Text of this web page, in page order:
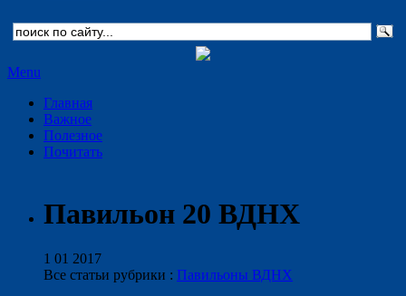
Menu
Главная
Важное
Полезное
Почитать
Павильон 20 ВДНХ
1 01 2017
Все статьи рубрики : Павильоны ВДНХ